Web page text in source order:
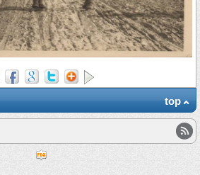
top